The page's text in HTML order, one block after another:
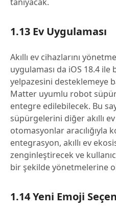
1.13 Ev Uygulaması
Akıllı ev cihazlarını
uygulaması da iOS 18.4
yelpazesini desteklemeye
Matter uyumlu robot
entegre edilebilecek. Bu
süpürgelerini diğer akıllı
otomasyonlar aracılığıyla
entegrasyon, akıllı ev
zenginleştirecek ve
bir şekilde yönetmelerine
1.14 Yeni Emoji